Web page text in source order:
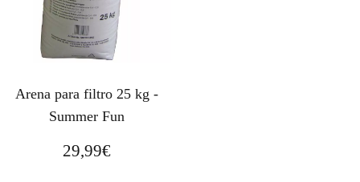
Arena para filtro 25 kg -
Summer Fun
29,99€